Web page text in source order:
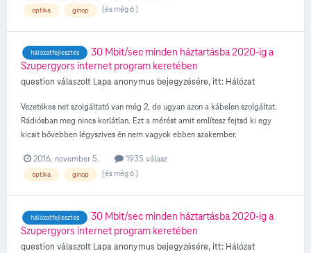
optika ginop (és még 6 )
hálózatfejlesztés
30 Mbit/sec minden háztartásba 2020-ig a
Szupergyors internet program keretében
question válaszolt Lapaanonymus bejegyzésére, itt: Hálózat
Vezetékes net szolgáltató van még 2, de ugyan azon a kábelen szolgáltat.
Rádiósban meg nincs korlátlan. Ezt a mérést amit említesz fejtsd ki egy
kicsit bővebben légyszives én nem vagyok ebben szakember.
2016. november 5. 1935 válasz
optika ginop (és még 6 )
hálózatfejlesztés
30 Mbit/sec minden háztartásba 2020-ig a
Szupergyors internet program keretében
question válaszolt Lapaanonymus bejegyzésére, itt: Hálózat